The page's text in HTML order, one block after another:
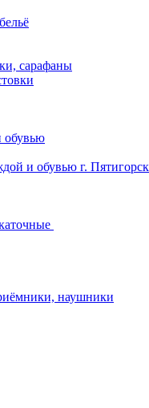
сарафаны
обувью
и обувью г. Пятигорск
наушники